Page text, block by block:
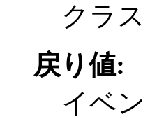
クラス
戻り値:
イベ